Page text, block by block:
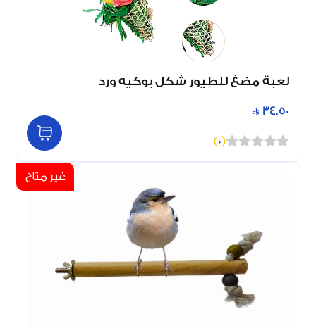
لعبة مضغ للطيور شكل بوكيه ورد
34.50
(
0
)
غير متاح